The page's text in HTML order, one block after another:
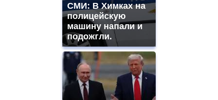
СМИ: В Химках на
полицейскую
машину напали и
подожгли.